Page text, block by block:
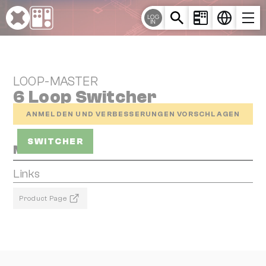
Cookie-Einstellungen
LOG
IN
LOOP-MASTER
6 Loop Switcher
ANMELDEN UND VERBESSERUNGEN VORSCHLAGEN
SWITCHER
Media
Links
Product Page